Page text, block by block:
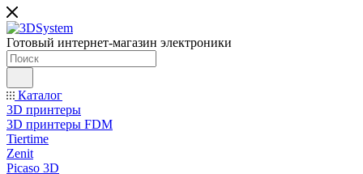
Готовый интернет-магазин электроники
Каталог
3D принтеры
3D принтеры FDM
Tiertime
Zenit
Picaso 3D